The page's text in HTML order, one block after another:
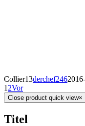
Collier13derchef246
1 2Vor
Close product quick view×
Titel